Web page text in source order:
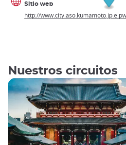
Sitio web
http://
Nuestros circuitos